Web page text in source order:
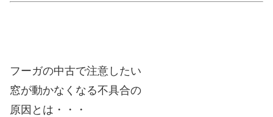
フーガの中古で注意したい
窓が動かなくなる不具合の
原因とは・・・